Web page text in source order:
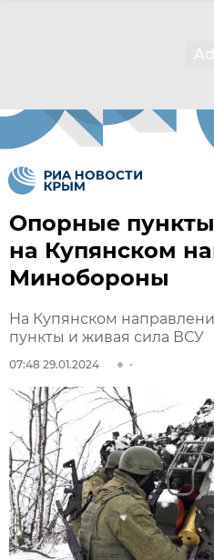
Опорные
на Купянском
Минобороны
На Купянском
пункты и живая сила ВСУ
07:48 29.01.2024